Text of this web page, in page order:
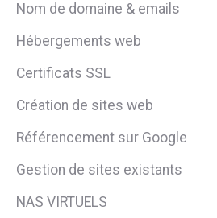
Nom de domaine & emails
Hébergements web
Certificats SSL
Création de sites web
Référencement sur Google
Gestion de sites existants
NAS VIRTUELS